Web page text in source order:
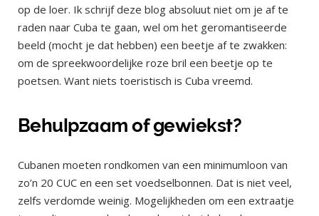
op de loer. Ik schrijf deze blog absoluut niet om je af te
raden naar Cuba te gaan, wel om het geromantiseerde
beeld (mocht je dat hebben) een beetje af te zwakken:
om de spreekwoordelijke roze bril een beetje op te
poetsen. Want niets toeristisch is Cuba vreemd.
Behulpzaam of gewiekst?
Cubanen moeten rondkomen van een minimumloon van
zo’n 20 CUC en een set voedselbonnen. Dat is niet veel,
zelfs verdomde weinig. Mogelijkheden om een extraatje